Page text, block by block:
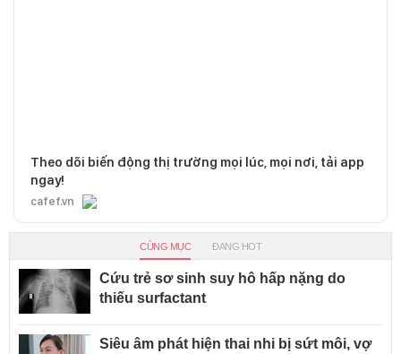
Theo dõi biến động thị trường mọi lúc, mọi nơi, tải app
ngay!
cafef.vn
CÙNG MỤC ĐANG HOT
Cứu trẻ sơ sinh suy hô hấp nặng do
thiếu surfactant
Siêu âm phát hiện thai nhi bị sứt môi, vợ